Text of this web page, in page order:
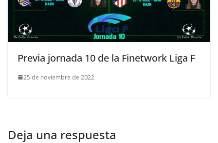
Previa jornada 10 de la Finetwork Liga F
25 de noviembre de 2022
Deja una respuesta